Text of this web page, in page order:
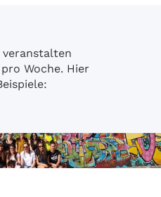
veranstalten
Woche. Hier